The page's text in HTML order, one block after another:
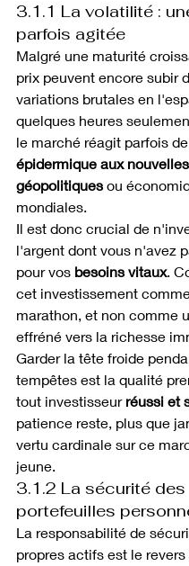
3.1.1 La volatilité :
parfois agitée
Malgré une maturité
prix peuvent encore subir
variations brutales en
quelques heures
le marché réagit parfois
épidermique aux nouvelles
géopolitiques ou
mondiales.
Il est donc crucial de
l'argent dont vous n'avez
pour vos besoins vitaux.
cet investissement
marathon, et non comme
effréné vers la richesse
Garder la tête froide
tempêtes est la qualité
tout investisseur réussi et
patience reste, plus que
vertu cardinale sur ce
jeune.
3.1.2 La sécurité des
portefeuilles
La responsabilité de
propres actifs est le revers